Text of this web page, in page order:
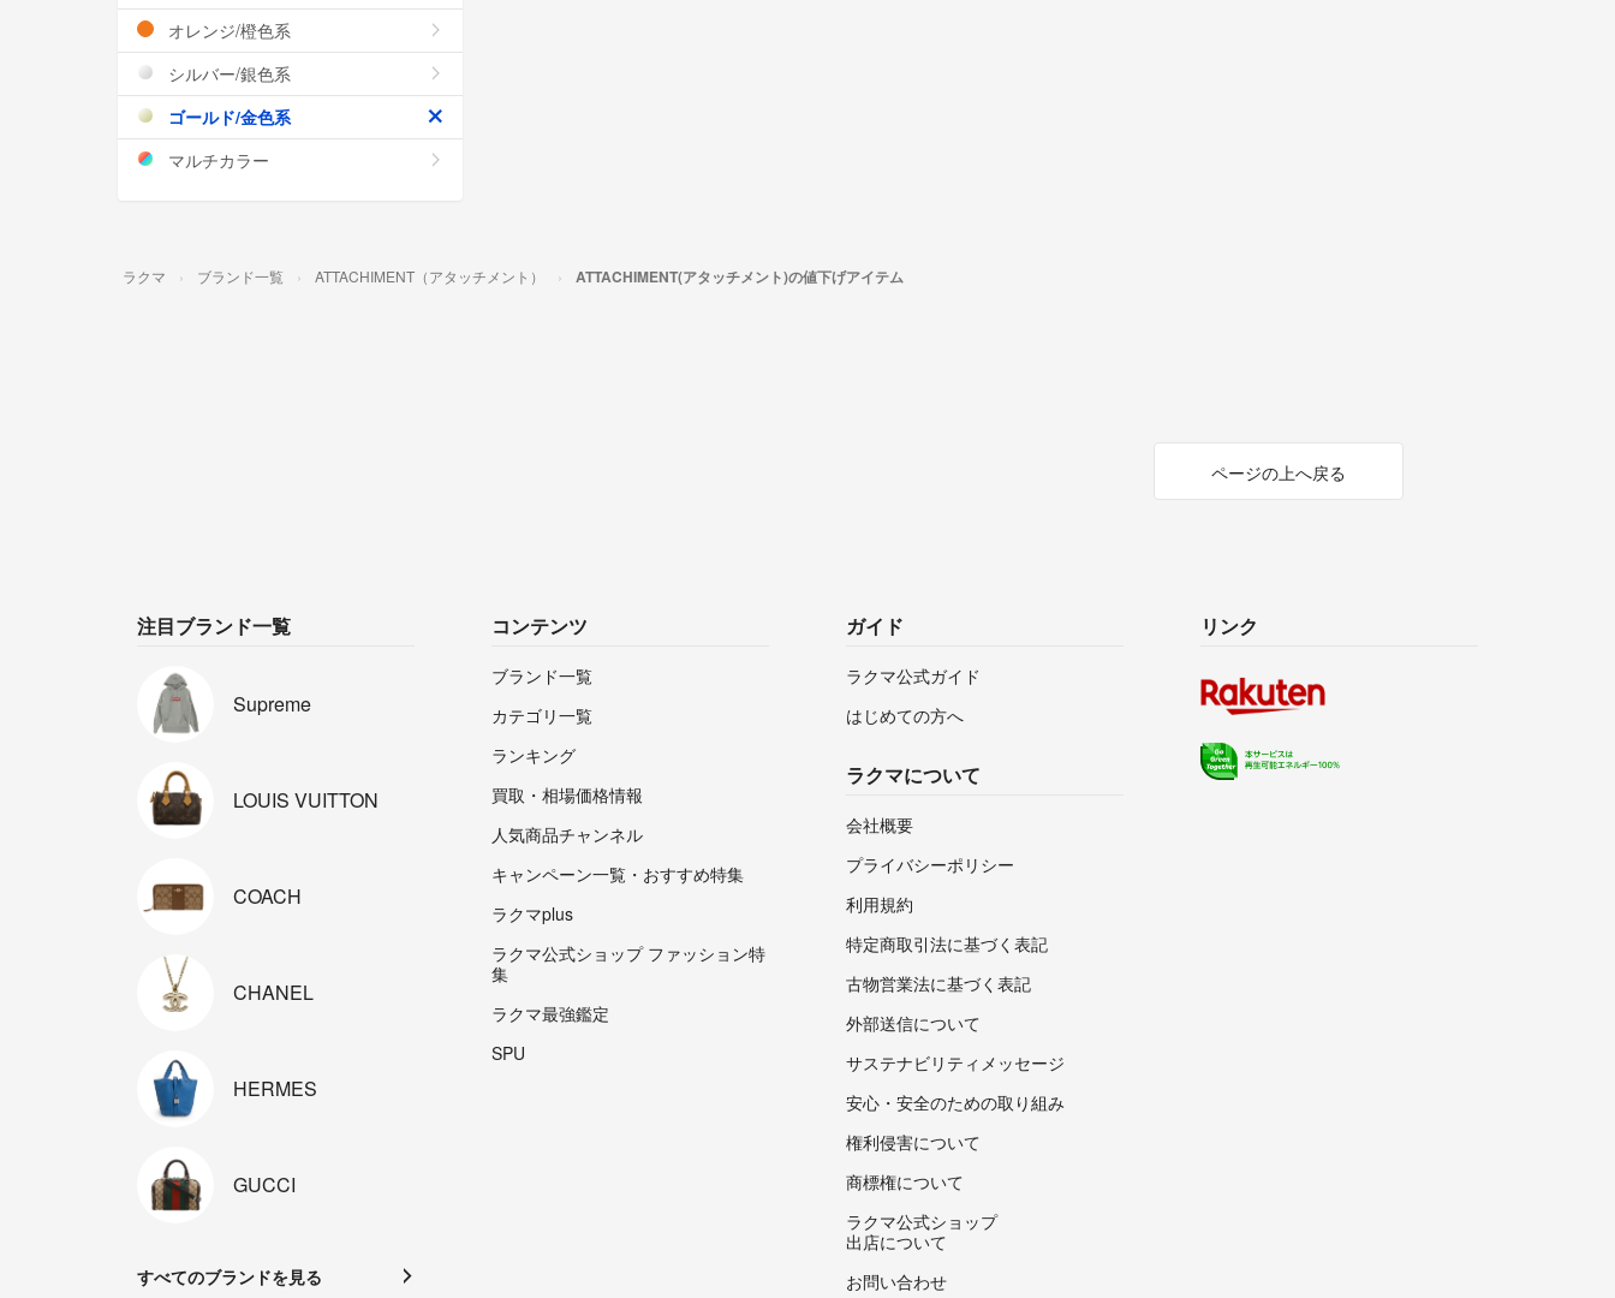
オレンジ/橙色系
シルバー/銀色系
ゴールド/金色系
マルチカラー
ラクマ ブランド一覧 ATTACHIMENT（アタッチメント） ATTACHIMENT(アタッチメント)の値下げアイテム
ページの上へ戻る
注目ブランド一覧
Supreme
LOUIS VUITTON
COACH
CHANEL
HERMES
GUCCI
すべてのブランドを見る
コンテンツ
ブランド一覧
カテゴリ一覧
ランキング
買取・相場価格情報
人気商品チャンネル
キャンペーン一覧・おすすめ特集
ラクマplus
ラクマ公式ショップ ファッション特
集
ラクマ最強鑑定
SPU
ガイド
ラクマ公式ガイド
はじめての方へ
ラクマについて
会社概要
プライバシーポリシー
利用規約
特定商取引法に基づく表記
古物営業法に基づく表記
外部送信について
サステナビリティメッセージ
安心・安全のための取り組み
権利侵害について
商標権について
ラクマ公式ショップ
出店について
お問い合わせ
リンク